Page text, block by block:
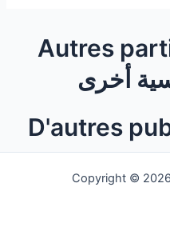
Autres
أخرى
D'autres
Copyright ©